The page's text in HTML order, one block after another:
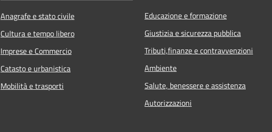
Anagrafe e stato civile
Cultura e tempo libero
Imprese e Commercio
Catasto e urbanistica
Mobilità e trasporti
Educazione e formazione
Giustizia e sicurezza pubblica
Tributi,finanze e contravvenzioni
Ambiente
Salute, benessere e assistenza
Autorizzazioni